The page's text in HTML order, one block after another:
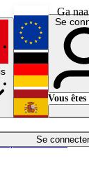
Ga
Se connecter
Économie
English
Deutsch
Español
Se
Vous